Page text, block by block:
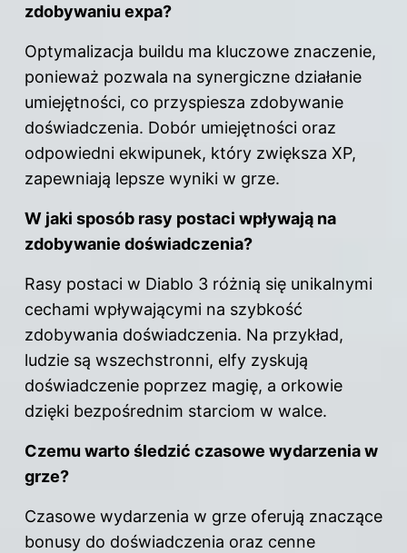
zdobywaniu expa?
Optymalizacja buildu ma kluczowe znaczenie,
ponieważ pozwala na synergiczne działanie
umiejętności, co przyspiesza zdobywanie
doświadczenia. Dobór umiejętności oraz
odpowiedni ekwipunek, który zwiększa XP,
zapewniają lepsze wyniki w grze.
W jaki sposób rasy postaci wpływają na
zdobywanie doświadczenia?
Rasy postaci w Diablo 3 różnią się unikalnymi
cechami wpływającymi na szybkość
zdobywania doświadczenia. Na przykład,
ludzie są wszechstronni, elfy zyskują
doświadczenie poprzez magię, a orkowie
dzięki bezpośrednim starciom w walce.
Czemu warto śledzić czasowe wydarzenia w
grze?
Czasowe wydarzenia w grze oferują znaczące
bonusy do doświadczenia oraz cenne